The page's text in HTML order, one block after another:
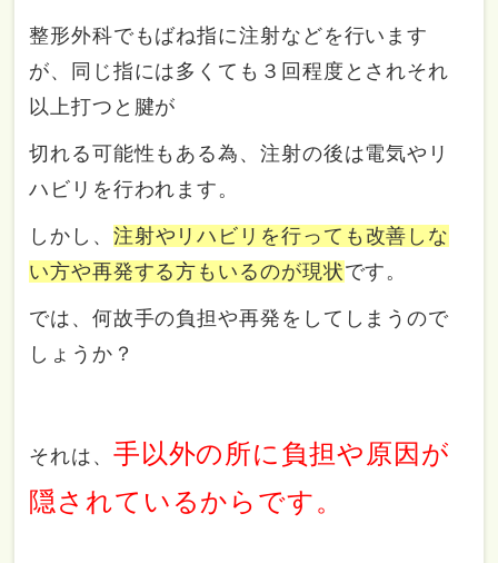
整形外科でもばね指に注射などを行います
が、同じ指には多くても３回程度とされそれ
以上打つと腱が
切れる可能性もある為、注射の後は電気やリ
ハビリを行われます。
しかし、 注射やリハビリを行っても改善しな
い方や再発する方もいるのが現状です。
では、何故手の負担や再発をしてしまうので
しょうか？
それは、 手以外の所に負担や原因が
隠されているからです。